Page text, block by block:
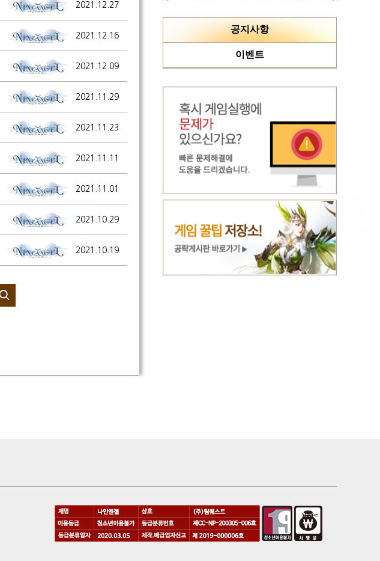
2021.12.27
2021.12.16
2021.12.09
2021.11.29
2021.11.23
2021.11.11
2021.11.01
2021.10.29
2021.10.19
공지사항
이벤트